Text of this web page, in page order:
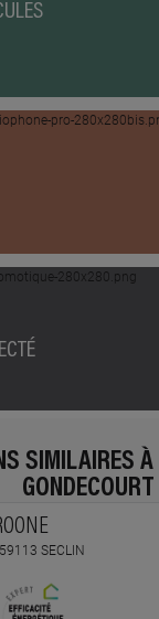
SIMILAIRES
GONDECOURT
SECLIN